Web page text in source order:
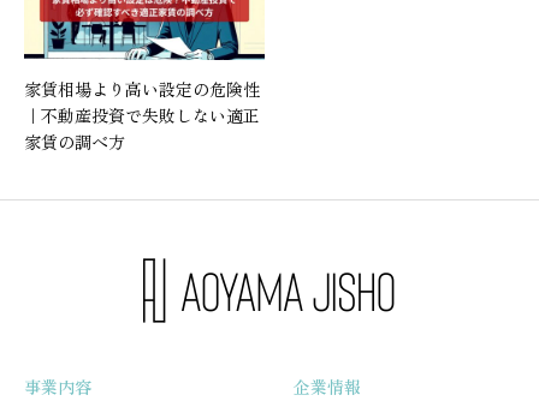
家賃相場より高い設定の危険性
｜不動産投資で失敗しない適正
家賃の調べ方
事業内容
企業情報